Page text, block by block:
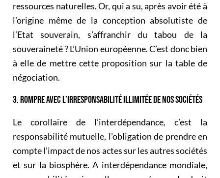
ressources naturelles. Or, qui a su, après avoir été à
l’origine même de la conception absolutiste de
l’Etat souverain, s’affranchir du tabou de la
souveraineté ? L’Union européenne. C’est donc bien
à elle de mettre cette proposition sur la table de
négociation.
3. ROMPRE AVEC L’IRRESPONSABILITÉ ILLIMITÉE DE NOS SOCIÉTÉS
Le corollaire de l’interdépendance, c’est la
responsabilité mutuelle, l’obligation de prendre en
compte l’impact de nos actes sur les autres sociétés
et sur la biosphère. A interdépendance mondiale,